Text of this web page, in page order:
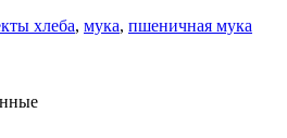
хлеба, мука, пшеничная мука